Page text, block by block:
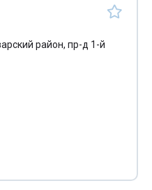
район, пр-д 1-й